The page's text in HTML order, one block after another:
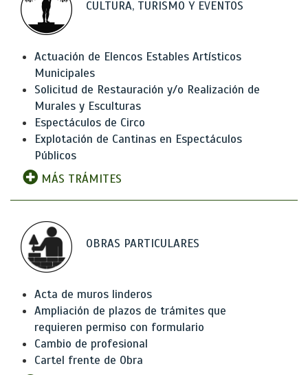
CULTURA, TURISMO Y EVENTOS
Actuación de Elencos Estables Artísticos
Municipales
Solicitud de Restauración y/o Realización de
Murales y Esculturas
Espectáculos de Circo
Explotación de Cantinas en Espectáculos
Públicos
MÁS TRÁMITES
OBRAS PARTICULARES
Acta de muros linderos
Ampliación de plazos de trámites que
requieren permiso con formulario
Cambio de profesional
Cartel frente de Obra